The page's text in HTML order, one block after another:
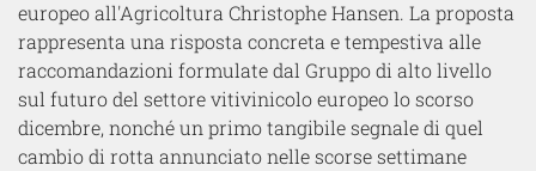
europeo all'Agricoltura Christophe Hansen. La proposta
rappresenta una risposta concreta e tempestiva alle
raccomandazioni formulate dal Gruppo di alto livello
sul futuro del settore vitivinicolo europeo lo scorso
dicembre, nonché un primo tangibile segnale di quel
cambio di rotta annunciato nelle scorse settimane